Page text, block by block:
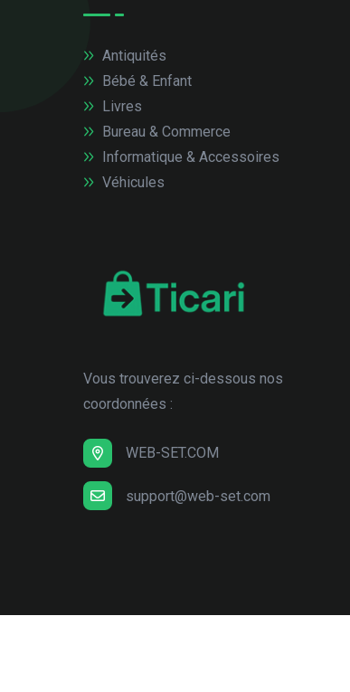
Antiquités
Bébé & Enfant
Livres
Bureau & Commerce
Informatique & Accessoires
Véhicules
Vous trouverez ci-dessous nos
coordonnées :
WEB-SET.COM
support@web-set.com